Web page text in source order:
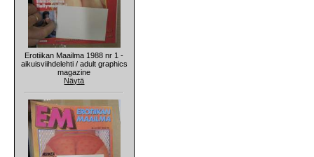
Erotiikan Maailma 1988 nr 1 -
aikuisviihdelehti / adult graphics
magazine
Näytä